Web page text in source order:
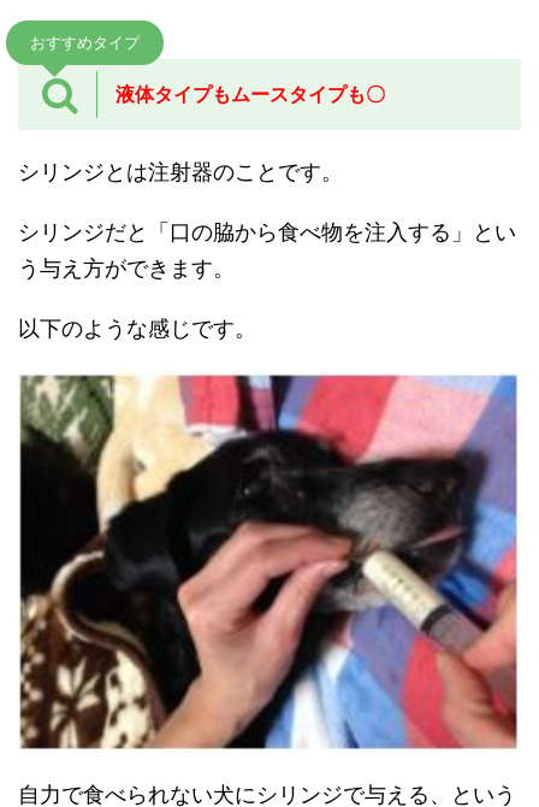
おすすめタイプ
液体タイプもムースタイプも〇
シリンジとは注射器のことです。
シリンジだと「口の脇から食べ物を注入する」とい
う与え方ができます。
以下のような感じです。
自力で食べられない犬にシリンジで与える、という